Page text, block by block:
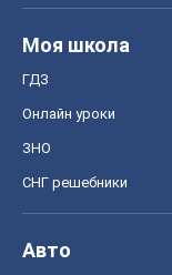
Моя школа
ГДЗ
Онлайн уроки
ЗНО
СНГ решебники
Авто